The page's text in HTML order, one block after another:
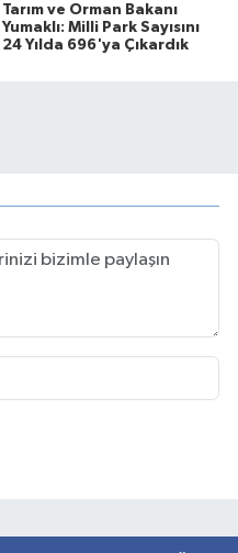
Tarım ve Orman Bakanı
Yumaklı: Milli Park Sayısını
24 Yılda 696'ya Çıkardık